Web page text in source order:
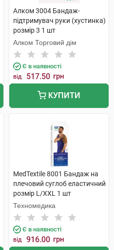
Алком 3004 Бандаж-
підтримувач руки (хустинка)
розмір 3 1 шт
Алком Торговий дім
Є в наявності
від 517.50 грн
КУПИТИ
MedTextile 8001 Бандаж на
плечовий суглоб еластичний
розмір L/XXL 1 шт
Техномедика
Є в наявності
від 916.00 грн